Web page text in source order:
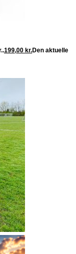
199,00 kr.Den aktuelle